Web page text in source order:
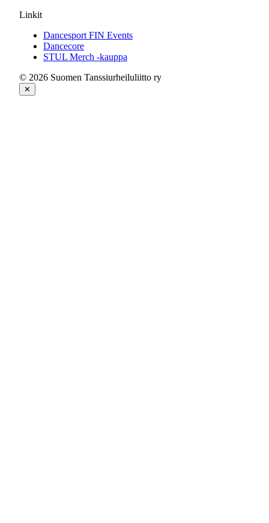
Linkit
Dancesport FIN Events
Dancecore
STUL Merch -kauppa
© 2026 Suomen Tanssiurheiluliitto ry
✕